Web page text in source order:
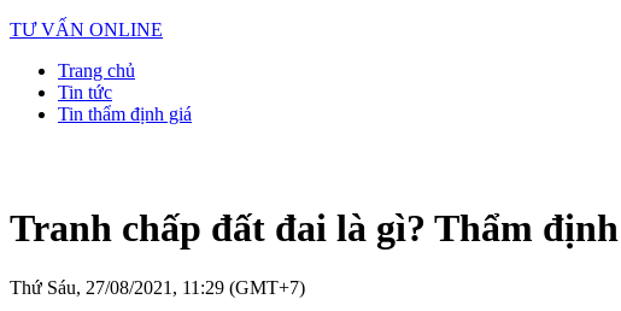
TƯ VẤN ONLINE
Trang chủ
Tin tức
Tin thẩm định giá
Tranh chấp đất đai là gì? Thẩm
Thứ Sáu, 27/08/2021, 11:29 (GMT+7)